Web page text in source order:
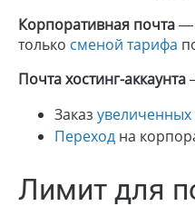
Корпоративная почта—
только сменой тарифа
Почта хостинг-аккаунта
Заказ
Переход на
Лимит для